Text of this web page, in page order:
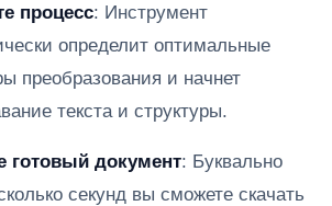
процесс: Инструмент
определит оптимальные
преобразования и начнет
текста и структуры.
готовый документ: Буквально
секунд вы сможете скачать